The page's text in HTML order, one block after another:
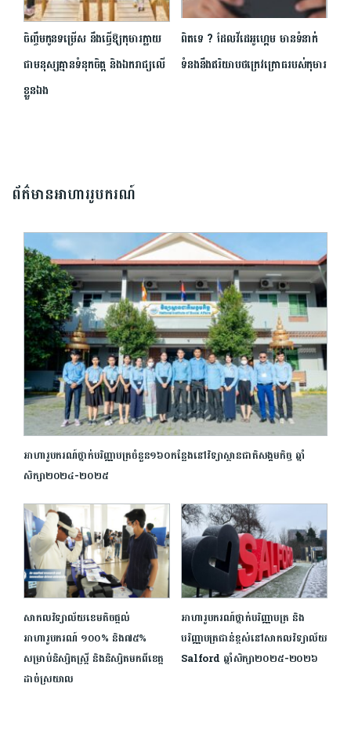
ចិញ្ចឹមកូនទម្រើស នឹងធ្វើឱ្យកុមារក្លាយ
ជាមនុស្សគ្មានទំនុកចិត្ត និងឯករាជ្យលើ
ខ្លួនឯង
ពិតទេ ? ដែលវីដេអូហ្គេម មានទំនាក់
ទំនងនឹងឥរិយាបថក្រេវក្រោធរបស់កុមារ
ព័ត៌មានអាហាររូបករណ៍
អាហារូបករណ៍ថ្នាក់បរិញ្ញាបត្រចំនួន១៦០កន្លែងនៅវិទ្យាស្ថានជាតិសង្គមកិច្ច ឆ្នាំ
សិក្សា២០២៤-២០២៥
សាកលវិទ្យាល័យខេមតិចផ្ដល់
អាហារូបករណ៍ ១០០% និង៧៥%
សម្រាប់និស្សិតស្រ្តី និងនិស្សិតមកពីខេត្ត
ដាច់ស្រយាល
អាហារូបករណ៍ថ្នាក់បរិញ្ញាបត្រ និង
បរិញ្ញាបត្រជាន់ខ្ពស់នៅសាកលវិទ្យាល័យ
Salford ឆ្នាំសិក្សា២០២៥-២០២៦